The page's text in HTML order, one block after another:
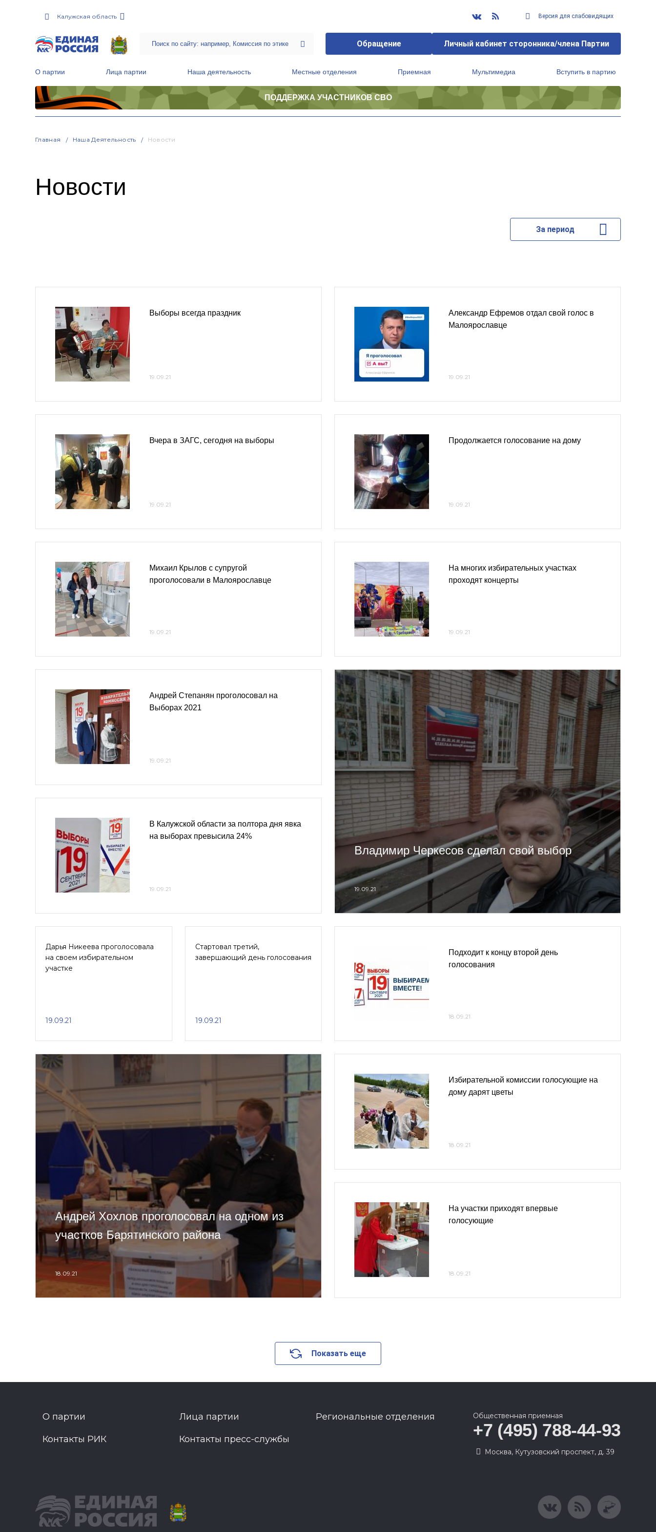
Калужская область Версия для слабовидящих
Обращение Личный кабинет сторонника/члена Партии
О партии Лица партии Наша деятельность Местные отделения Приемная Мультимедиа Вступить в партию
ПОДДЕРЖКА УЧАСТНИКОВ СВО
Главная Наша Деятельность Новости
Новости
За период
Выборы всегда праздник
19.09.21
Вчера в ЗАГС, сегодня на выборы
19.09.21
Михаил Крылов с супругой
проголосовали в Малоярославце
19.09.21
Александр Ефремов отдал свой голос в
Малоярославце
19.09.21
Продолжается голосование на дому
19.09.21
На многих избирательных участках
проходят концерты
19.09.21
Андрей Степанян проголосовал на
Выборах 2021
19.09.21
В Калужской области за полтора дня явка
на выборах превысила 24%
19.09.21
Владимир Черкесов сделал свой выбор
19.09.21
Дарья Никеева проголосовала
на своем избирательном
участке
19.09.21
Стартовал третий,
завершающий день голосования
19.09.21
Подходит к концу второй день
голосования
18.09.21
Андрей Хохлов проголосовал на одном из
участков Барятинского района
18.09.21
Избирательной комиссии голосующие на
дому дарят цветы
18.09.21
На участки приходят впервые
голосующие
18.09.21
Показать еще
О партии Лица партии Региональные отделения
Контакты РИК Контакты пресс-службы
Общественная приемная
+7 (495) 788-44-93
Москва, Кутузовский проспект, д. 39